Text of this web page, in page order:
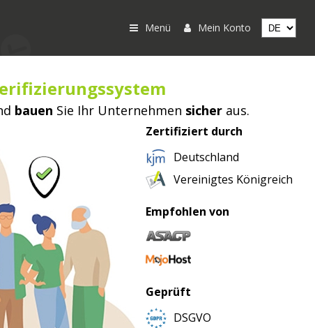
Menü Mein Konto
bauen Sie Ihr Unternehmen sicheraus.
Zertifiziert durch
Deutschland
Vereinigtes Königreich
Empfohlen von
Geprüft
DSGVO